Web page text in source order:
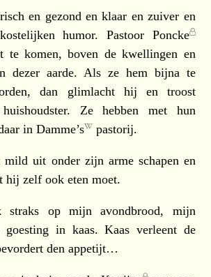
en gezond en klaar en zuiver en
humor. Pastoor Poncke
te komen, boven de kwellingen en
dezer aarde. Als ze hem bijna te
dan glimlacht hij en troost
Ze hebben met hun
inDamme’s pastorij.
mild uit onder zijn arme schapen en
hij zelf ook eten moet.
straks op mijn avondbrood, mijn
in kaas. Kaas verleent de
den appetijt…